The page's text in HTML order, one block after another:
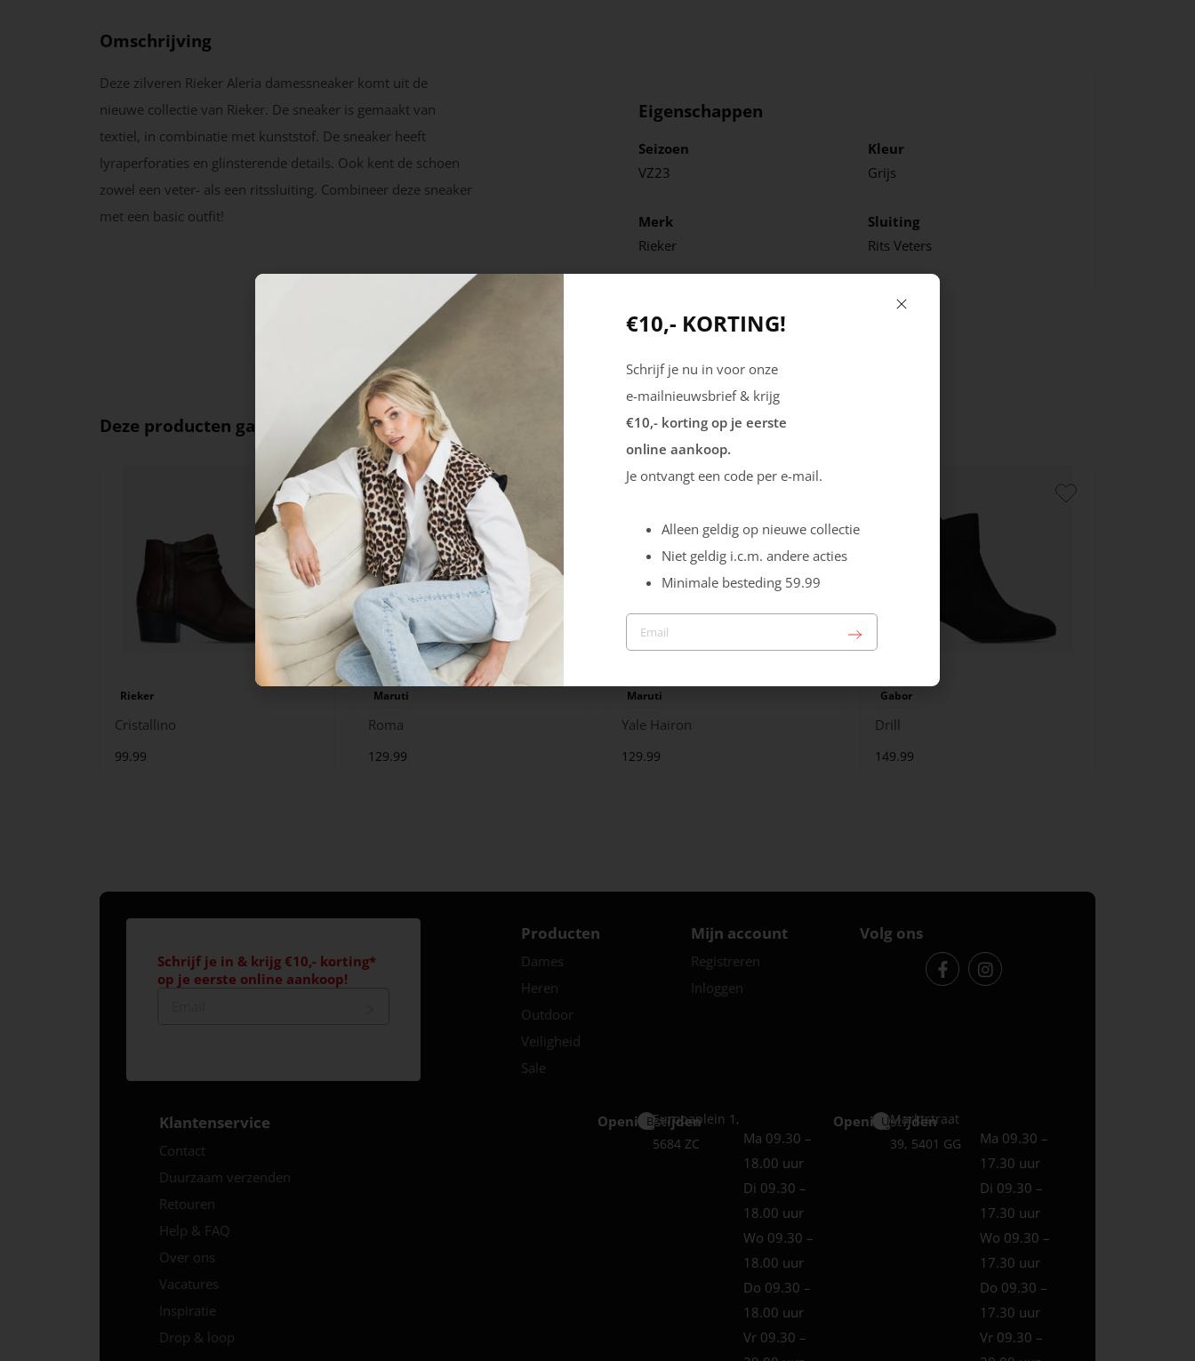
Omschrijving
Deze zilveren Rieker Aleria damessneaker komt uit de
nieuwe collectie van Rieker. De sneaker is gemaakt van
textiel, in combinatie met kunststof. De sneaker heeft
lyraperforaties en glinsterende details. Ook kent de schoen
zowel een veter- als een ritssluiting. Combineer deze sneaker
met een basic outfit!
Eigenschappen
Seizoen
VZ23
Kleur
Grijs
Merk
Rieker
Sluiting
Rits Veters
Deze producten ga je leuk vinden
Rieker
Cristallino
99.99
Maruti
Roma
129.99
Maruti
Yale Hairon
129.99
Gabor
Drill
149.99
Schrijf je in & krijg €10,- korting*
op je eerste online aankoop!
Producten
Dames
Heren
Outdoor
Veiligheid
Sale
Mijn account
Registreren
Inloggen
Volg ons
Klantenservice
Contact
Duurzaam verzenden
Retouren
Help & FAQ
Over ons
Vacatures
Inspiratie
Drop & loop
Openingstijden
Best
Europaplein 1,
5684 ZC
Ma 09.30 –
18.00 uur
Di 09.30 –
18.00 uur
Wo 09.30 –
18.00 uur
Do 09.30 –
18.00 uur
Vr 09.30 –
Openingstijden
Uden
Marktstraat
39, 5401 GG
Ma 09.30 –
17.30 uur
Di 09.30 –
17.30 uur
Wo 09.30 –
17.30 uur
Do 09.30 –
17.30 uur
Vr 09.30 –
€10,- KORTING!
Schrijf je nu in voor onze
e-mailnieuwsbrief & krijg
€10,- korting op je eerste
online aankoop.
Je ontvangt een code per e-mail.
Alleen geldig op nieuwe collectie
Niet geldig i.c.m. andere acties
Minimale besteding 59.99